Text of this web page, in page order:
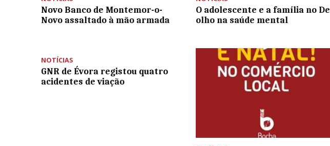
Novo Banco de Montemor-o-
Novo assaltado à mão armada
O adolescente e a família no De
olho na saúde mental
NOTÍCIAS
GNR de Évora registou quatro
acidentes de viação